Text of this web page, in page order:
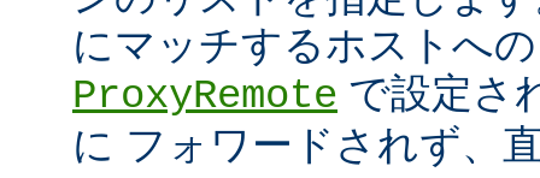
にマッチするホストへ
ProxyRemote で設定さ
に フォワードされず、